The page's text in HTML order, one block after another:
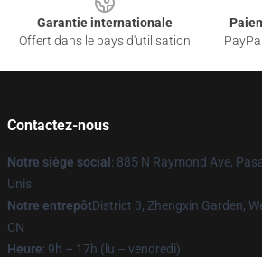
Garantie internationale
Offert dans le pays d'utilisation
Contactez-nous
Notre siège social : 885 N Raymond Ave,
Unis
Notre entrepôtDistrict 3, Zhengxin Garden,
CN
Heure: 9h – 17h (lu – vendredi)